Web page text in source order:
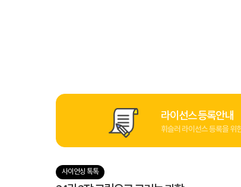
라이선스 등록안내
휘슬러 라이선스 등록을 위
사이언싱 톡톡